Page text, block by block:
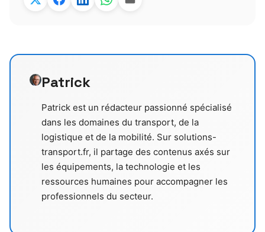
Patrick
Patrick est un rédacteur passionné spécialisé
dans les domaines du transport, de la
logistique et de la mobilité. Sur solutions-
transport.fr, il partage des contenus axés sur
les équipements, la technologie et les
ressources humaines pour accompagner les
professionnels du secteur.